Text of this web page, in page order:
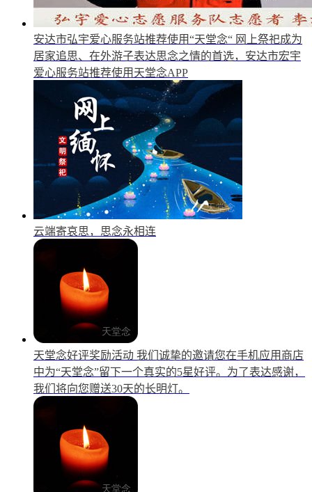
安达市弘宇爱心服务站推荐使用“天堂念“ 网上祭祀成为
居家追思、在外游子表达思念之情的首选，安达市宏宇
爱心服务站推荐使用天堂念APP
云端寄哀思，思念永相连
天堂念好评奖励活动 我们诚挚的邀请您在手机应用商店
中为“天堂念”留下一个真实的5星好评。为了表达感谢，
我们将向您赠送30天的长明灯。